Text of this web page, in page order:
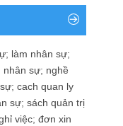
; làm nhân sự;
nhân sự; nghề
; cach quan ly
sự; sách quản trị
việc; đơn xin